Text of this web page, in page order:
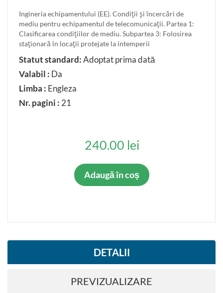
Ingineria echipamentului (EE). Condiţii şi încercări de
mediu pentru echipamentul de telecomunicaţii. Partea 1:
Clasificarea condiţiilor de mediu. Subpartea 3: Folosirea
staţionară în locaţii protejate la intemperii
Statut standard:Adoptat prima dată
Valabil : Da
Limba : Engleza
Nr. pagini : 21
240.00 lei
Adaugă în coș
DETALII
PREVIZUALIZARE